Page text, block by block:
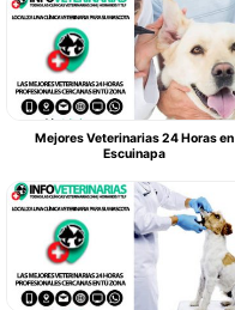
Mejores Veterinarias 24 Horas en
Escuinapa